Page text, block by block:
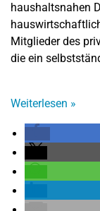
haushaltsnahen
Mitglieder des
die ein
Weiterlesen »